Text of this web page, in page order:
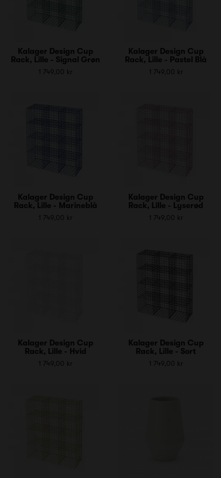
Kalager Design Cup
Rack, Lille - Signal Grøn
1 749,00 kr
Kalager Design Cup
Rack, Lille - Pastel Blå
1 749,00 kr
Kalager Design Cup
Rack, Lille - Marineblå
1 749,00 kr
Kalager Design Cup
Rack, Lille - Lyserød
1 749,00 kr
Kalager Design Cup
Rack, Lille - Hvid
1 749,00 kr
Kalager Design Cup
Rack, Lille - Sort
1 749,00 kr